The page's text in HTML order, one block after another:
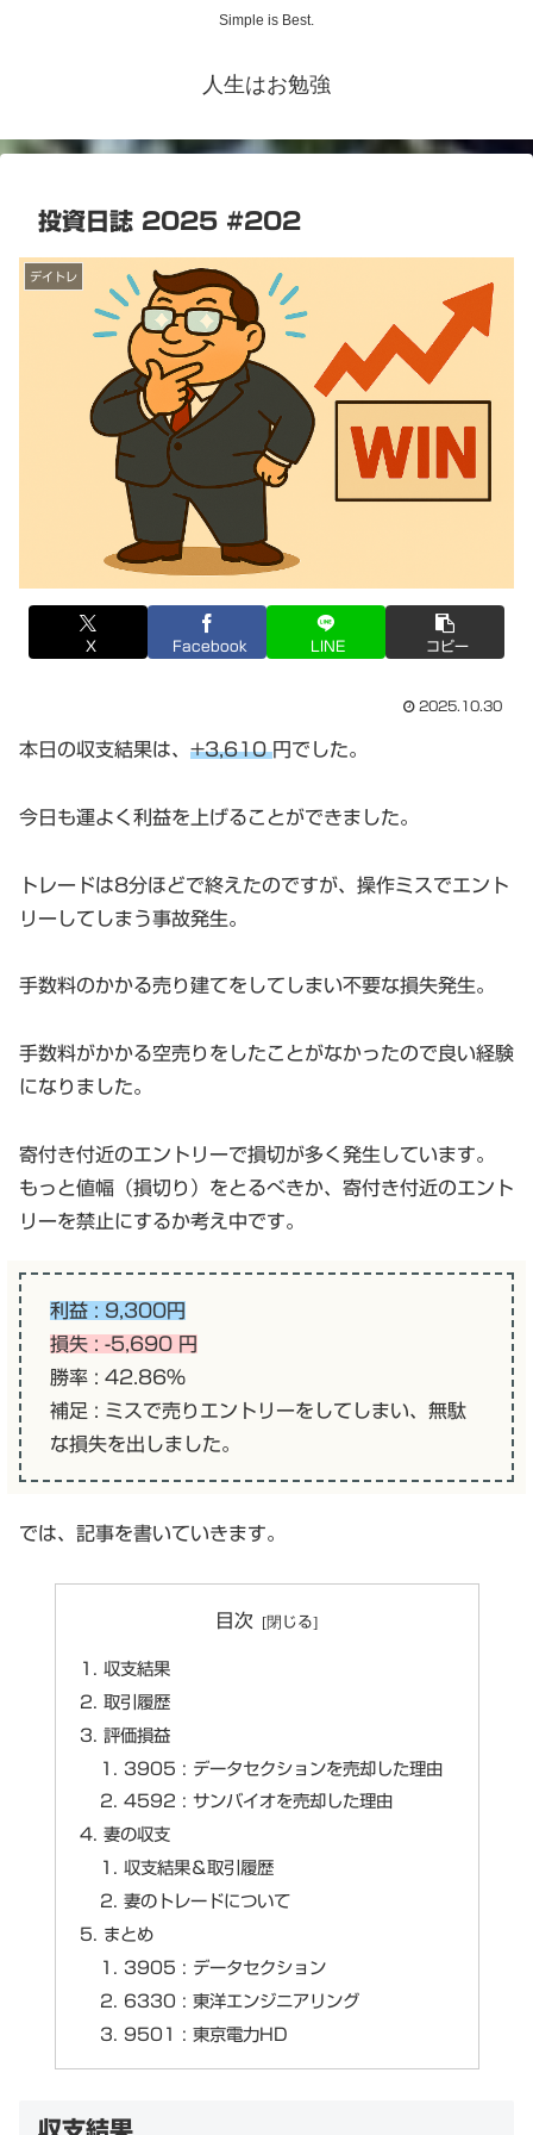
Simple is Best.
人生はお勉強
投資日誌 2025 #202
デイトレ
X Facebook LINE コピー
2025.10.30
本日の収支結果は、 +3,610円でした。
今日も運よく利益を上げることができました。
トレードは8分ほどで終えたのですが、操作ミスでエント
リーしてしまう事故発生。
手数料のかかる売り建てをしてしまい不要な損失発生。
手数料がかかる空売りをしたことがなかったので良い経験
になりました。
寄付き付近のエントリーで損切が多く発生しています。
もっと値幅（損切り）をとるべきか、寄付き付近のエント
リーを禁止にするか考え中です。
利益 : 9,300円
損失 : -5,690 円
勝率 : 42.86%
補足 : ミスで売りエントリーをしてしまい、無駄
な損失を出しました。
では、記事を書いていきます。
目次
収支結果
取引履歴
評価損益
3905 : データセクションを売却した理由
4592 : サンバイオを売却した理由
妻の収支
収支結果＆取引履歴
妻のトレードについて
まとめ
3905 : データセクション
6330 : 東洋エンジニアリング
9501 : 東京電力HD
収支結果